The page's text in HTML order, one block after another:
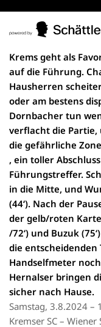
Krems geht als
auf die Führung.
Hausherren
oder am bestens
Dornbacher tun
verflacht die Partie,
die gefährliche
, ein toller
Führungstreffer.
in die Mitte, und
(44‘). Nach der
der gelb/roten
/72‘) und Buzuk
die entscheidenden
Handselfmeter
Hernalser bringen
sicher nach Hause.
Samstag, 3.8.2024 –
Kremser SC –